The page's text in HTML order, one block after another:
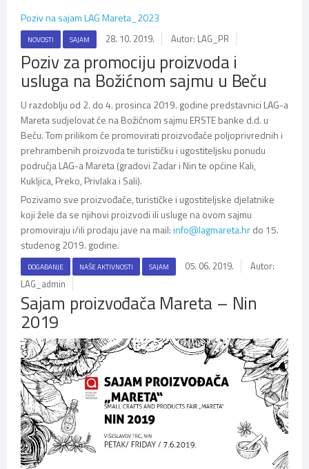
Poziv na sajam LAG Mareta_2023
NOVOSTI SAJAM 28. 10. 2019. Autor: LAG_PR
Poziv za promociju proizvoda i
usluga na Božićnom sajmu u Beču
U razdoblju od 2. do 4. prosinca 2019. godine predstavnici LAG-a
Mareta sudjelovat će na Božićnom sajmu ERSTE banke d.d. u
Beču. Tom prilikom će promovirati proizvođače poljoprivrednih i
prehrambenih proizvoda te turističku i ugostiteljsku ponudu
područja LAG-a Mareta (gradovi Zadar i Nin te općine Kali,
Kukljica, Preko, Privlaka i Sali).
Pozivamo sve proizvođače, turističke i ugostiteljske djelatnike
koji žele da se njihovi proizvodi ili usluge na ovom sajmu
promoviraju i/ili prodaju jave na mail:info@lagmareta.hrdo 15.
studenog 2019. godine.
DOGAĐANJE NAŠE AKTIVNOSTI SAJAM 05. 06. 2019.
Autor:
LAG_admin
Sajam proizvođača Mareta – Nin
2019